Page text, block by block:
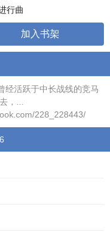
行曲
加入书架
经活跃于中长战线的竞马
，...
228_228443/